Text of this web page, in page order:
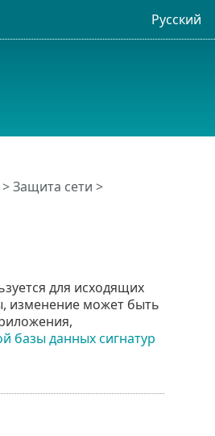
Русский
>Защита сети >
для исходящих
изменение может быть
базы данных сигнатур